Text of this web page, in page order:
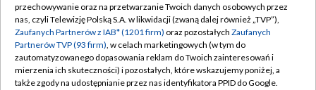
Abonament TVP
Emisja w TVP
Centrum informacji TVP
Naziemna Telewizja Cyfrowa
Regulamin TVP
Polityka prywatności
Moje zgody
Pomoc
przechowywanie oraz na przetwarzanie Twoich danych osobowych przez
nas, czyli Telewizję Polską S.A. w likwidacji (zwaną dalej również „TVP”),
Zaufanych Partnerów z IAB* (1201 firm) oraz pozostałych Zaufanych
Partnerów TVP (93 firm), w celach marketingowych (w tym do
zautomatyzowanego dopasowania reklam do Twoich zainteresowań i
mierzenia ich skuteczności) i pozostałych, które wskazujemy poniżej, a
także zgody na udostępnianie przez nas identyfikatora PPID do Google.